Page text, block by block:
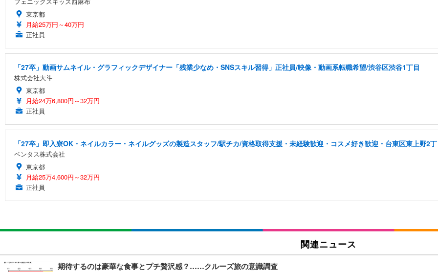
東京都
月給25万円～40万円
正社員
「27卒」動画サムネイル・グラフィックデザイナー「残業少なめ・SNSスキル習得」正社員/映像・動画系転職希望/渋谷区渋谷1丁目
株式会社大斗
東京都
月給24万6,800円～32万円
正社員
「27卒」即入寮OK・ネイルカラー・ネイルグッズの製造スタッフ/駅チカ/資格取得支援・未経験歓迎・コスメ好き歓迎・台東区東上野2
ベンタス株式会社
東京都
月給25万4,600円～32万円
正社員
関連ニュース
期待するのは豪華な食事とプチ贅沢感？……クルーズ旅の意識調査